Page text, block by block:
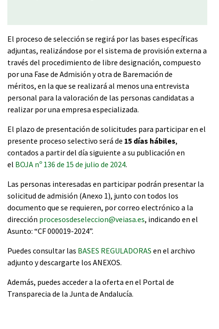
El proceso de selección se regirá por las bases específicas
adjuntas, realizándose por el sistema de provisión externa a
través del procedimiento de libre designación, compuesto
por una Fase de Admisión y otra de Baremación de
méritos, en la que se realizará al menos una entrevista
personal para la valoración de las personas candidatas a
realizar por una empresa especializada.
El plazo de presentación de solicitudes para participar en el
presente proceso selectivo será de 15 días hábiles,
contados a partir del día siguiente a su publicación en
el BOJA nº 136 de 15 de julio de 2024.
Las personas interesadas en participar podrán presentar la
solicitud de admisión (Anexo 1), junto con todos los
documento que se requieren, por correo electrónico a la
dirección procesosdeseleccion@veiasa.es, indicando en el
Asunto: “CF 000019-2024”.
Puedes consultar las BASES REGULADORAS en el archivo
adjunto y descargarte los ANEXOS.
Además, puedes acceder a la oferta en el Portal de
Transparecia de la Junta de Andalucía.